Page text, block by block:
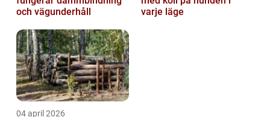
och vägunderhåll
varje läge
04 april 2026